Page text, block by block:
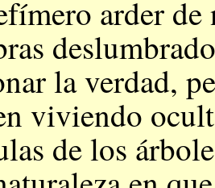
arder de
la verdad,
viviendo
de los